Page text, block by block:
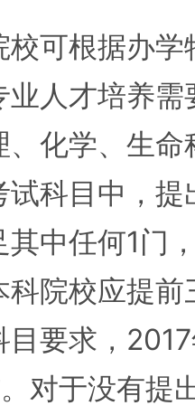
可根据办学
业人才培养
、化学、生
试科目中，
中任何1门
科院校应提
目要求，
对于没有提